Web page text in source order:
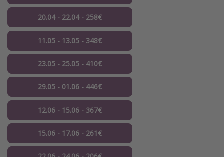
20.04 - 22.04 - 258€
11.05 - 13.05 - 348€
23.05 - 25.05 - 410€
29.05 - 01.06 - 446€
12.06 - 15.06 - 367€
15.06 - 17.06 - 261€